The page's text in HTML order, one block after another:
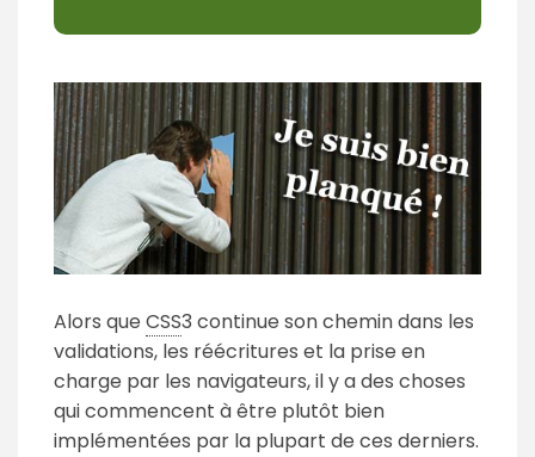
Alors que CSS3 continue son chemin dans les
validations, les réécritures et la prise en
charge par les navigateurs, il y a des choses
qui commencent à être plutôt bien
implémentées par la plupart de ces derniers.